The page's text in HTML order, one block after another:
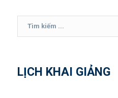
LỊCH KHAI GIẢNG